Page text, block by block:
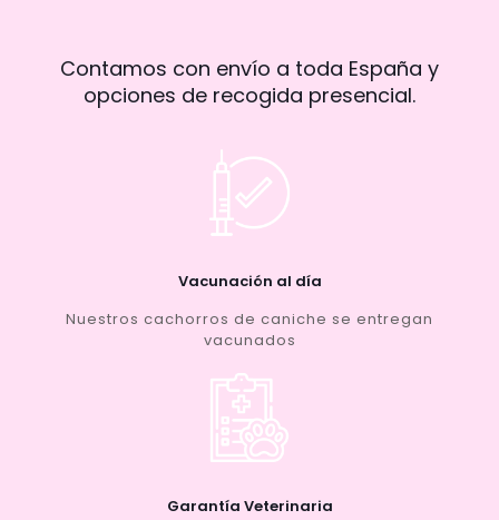
Contamos con envío a toda España y
opciones de recogida presencial.
Vacunación al día
Nuestros cachorros de caniche se entregan
vacunados
Garantía Veterinaria